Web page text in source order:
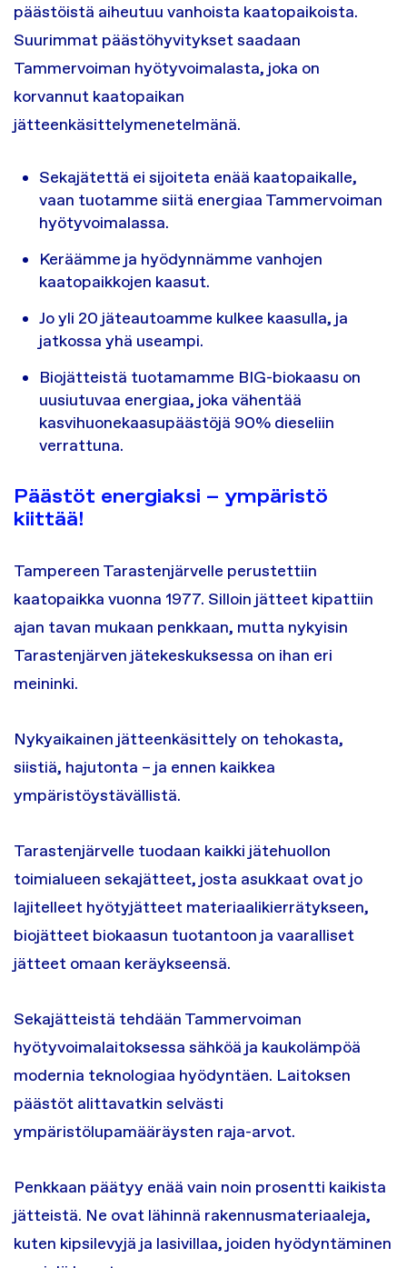
päästöistä aiheutuu vanhoista kaatopaikoista.
Suurimmat päästöhyvitykset saadaan
Tammervoiman hyötyvoimalasta, joka on
korvannut kaatopaikan
jätteenkäsittelymenetelmänä.
Sekajätettä ei sijoiteta enää kaatopaikalle,
vaan tuotamme siitä energiaa Tammervoiman
hyötyvoimalassa.
Keräämme ja hyödynnämme vanhojen
kaatopaikkojen kaasut.
Jo yli 20 jäteautoamme kulkee kaasulla, ja
jatkossa yhä useampi.
Biojätteistä tuotamamme BIG-biokaasu on
uusiutuvaa energiaa, joka vähentää
kasvihuonekaasupäästöjä 90% dieseliin
verrattuna.
Päästöt energiaksi – ympäristö
kiittää!
Tampereen Tarastenjärvelle perustettiin
kaatopaikka vuonna 1977. Silloin jätteet kipattiin
ajan tavan mukaan penkkaan, mutta nykyisin
Tarastenjärven jätekeskuksessa on ihan eri
meininki.
Nykyaikainen jätteenkäsittely on tehokasta,
siistiä, hajutonta – ja ennen kaikkea
ympäristöystävällistä.
Tarastenjärvelle tuodaan kaikki jätehuollon
toimialueen sekajätteet, josta asukkaat ovat jo
lajitelleet hyötyjätteet materiaalikierrätykseen,
biojätteet biokaasun tuotantoon ja vaaralliset
jätteet omaan keräykseensä.
Sekajätteistä tehdään Tammervoiman
hyötyvoimalaitoksessa sähköä ja kaukolämpöä
modernia teknologiaa hyödyntäen. Laitoksen
päästöt alittavatkin selvästi
ympäristölupamääräysten raja-arvot.
Penkkaan päätyy enää vain noin prosentti kaikista
jätteistä. Ne ovat lähinnä rakennusmateriaaleja,
kuten kipsilevyjä ja lasivillaa, joiden hyödyntäminen